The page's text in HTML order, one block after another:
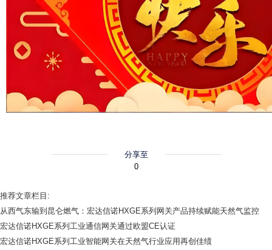
分享至
0
推荐文章栏目:
从西气东输到昆仑燃气：宏达信诺HXGE系列网关产品持续赋能天然气监控
宏达信诺HXGE系列工业通信网关通过欧盟CE认证
宏达信诺HXGE系列工业智能网关在天然气行业应用再创佳绩